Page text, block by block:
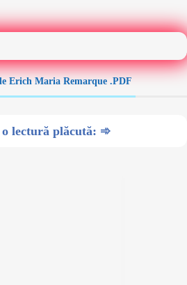
Erich Maria Remarque .PDF
o lectură plăcută: ➾